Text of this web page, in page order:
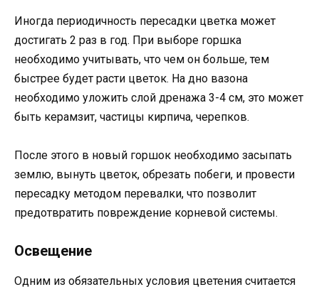
Иногда периодичность пересадки цветка может
достигать 2 раз в год. При выборе горшка
необходимо учитывать, что чем он больше, тем
быстрее будет расти цветок. На дно вазона
необходимо уложить слой дренажа 3-4 см, это может
быть керамзит, частицы кирпича, черепков.
После этого в новый горшок необходимо засыпать
землю, вынуть цветок, обрезать побеги, и провести
пересадку методом перевалки, что позволит
предотвратить повреждение корневой системы.
Освещение
Одним из обязательных условия цветения считается